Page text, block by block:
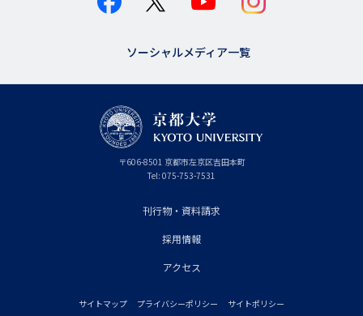
ソーシャルメディア一覧
〒606-8501 京
都
府
京都市左京区吉田本町
Tel: 075-753-7531
刊行物・資料請求
採用情報
アクセス
サイトマップ プライバシーポリシー サイトポリシー